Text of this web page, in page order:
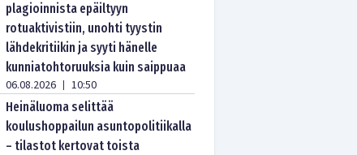
plagioinnista epäiltyyn
rotuaktivistiin, unohti tyystin
lähdekritiikin ja syyti hänelle
kunniatohtoruuksia kuin saippuaa
06.08.2026 | 10:50
Heinäluoma selittää
koulushoppailun asuntopolitiikalla
– tilastot kertovat toista